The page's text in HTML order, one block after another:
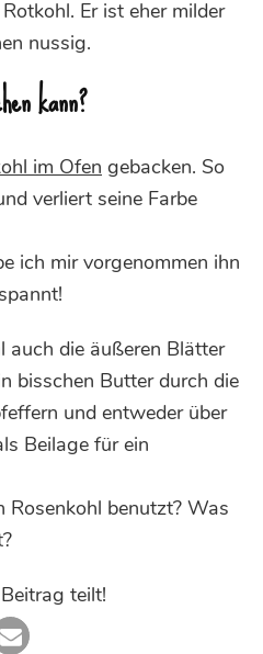
Er ist eher milder
nussig.
kann?
im Ofen gebacken. So
verliert seine Farbe
ich mir vorgenommen ihn
auch die äußeren Blätter
bisschen Butter durch die
und entweder über
Beilage für ein
benutzt? Was
teilt!